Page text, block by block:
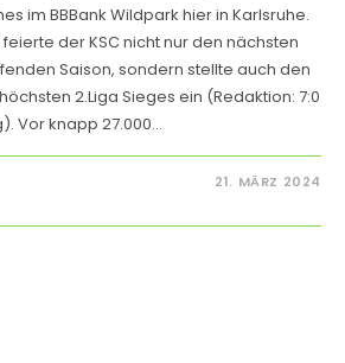
im BBBank Wildpark hier in Karlsruhe.
der KSC nicht nur den nächsten
Saison, sondern stellte auch den
2.Liga Sieges ein (Redaktion: 7:0
Vor knapp 27.000…
21. MÄRZ 2024